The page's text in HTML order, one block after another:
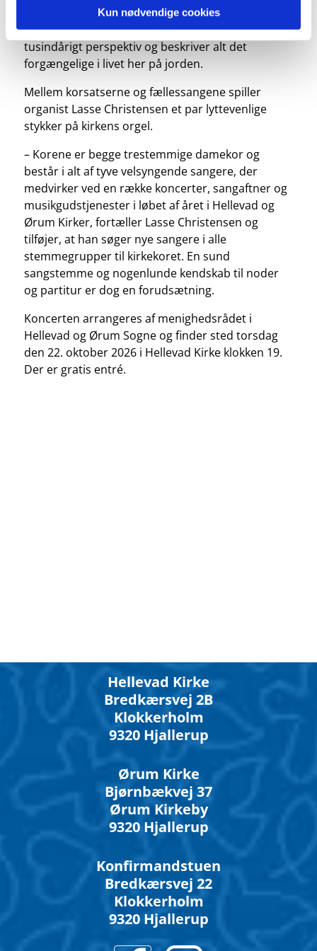
Kun nødvendige cookies
Pedersen og Marianne Søgaards ”En sang om
tiden og evigheden”, der sætter tiden i et
tusindårigt perspektiv og beskriver alt det
forgængelige i livet her på jorden.
Mellem korsatserne og fællessangene spiller
organist Lasse Christensen et par lyttevenlige
stykker på kirkens orgel.
– Korene er begge trestemmige damekor og
består i alt af tyve velsyngende sangere, der
medvirker ved en række koncerter, sangaftner og
musikgudstjenester i løbet af året i Hellevad og
Ørum Kirker, fortæller Lasse Christensen og
tilføjer, at han søger nye sangere i alle
stemmegrupper til kirkekoret. En sund
sangstemme og nogenlunde kendskab til noder
og partitur er dog en forudsætning.
Koncerten arrangeres af menighedsrådet i
Hellevad og Ørum Sogne og finder sted torsdag
den 22. oktober 2026 i Hellevad Kirke klokken 19.
Der er gratis entré.
Hellevad Kirke
Bredkærsvej 2B
Klokkerholm
9320 Hjallerup
Ørum Kirke
Bjørnbækvej 37
Ørum Kirkeby
9320 Hjallerup
Konfirmandstuen
Bredkærsvej 22
Klokkerholm
9320 Hjallerup